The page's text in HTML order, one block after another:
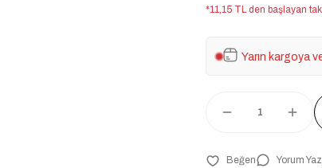
*11,15 TL den başlayan
Yarın kargoya
Yorum Yaz